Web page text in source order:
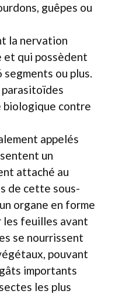
guêpes ou
la nervation
et qui possèdent
ou plus.
parasitoïdes
contre
appelés
un
attaché au
de cette sous-
organe en forme
les feuilles avant
se nourrissent
pouvant
importants
les plus